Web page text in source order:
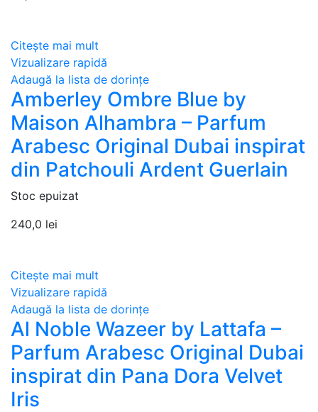
Citește mai mult
Vizualizare rapidă
Adaugă la lista de dorințe
Amberley Ombre Blue by
Maison Alhambra – Parfum
Arabesc Original Dubai inspirat
din Patchouli Ardent Guerlain
Stoc epuizat
240,0 lei
Citește mai mult
Vizualizare rapidă
Adaugă la lista de dorințe
Al Noble Wazeer by Lattafa –
Parfum Arabesc Original Dubai
inspirat din Pana Dora Velvet
Iris